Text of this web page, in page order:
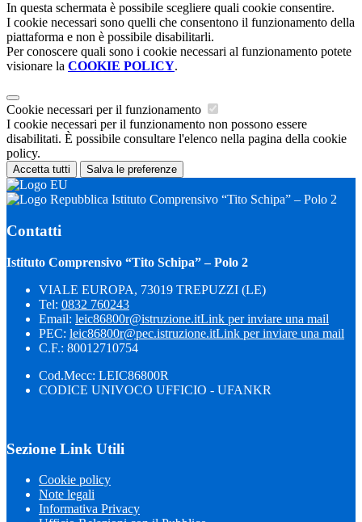
In questa schermata è possibile scegliere quali cookie consentire.
I cookie necessari sono quelli che consentono il funzionamento della
piattaforma e non è possibile disabilitarli.
Per conoscere quali sono i cookie necessari al funzionamento potete
visionare la COOKIE POLICY.
Cookie necessari per il funzionamento
I cookie necessari per il funzionamento non possono essere
disabilitati. È possibile consultare l'elenco nella pagina della cookie
policy.
Accetta tutti Salva le preferenze
Istituto Comprensivo “Tito Schipa” – Polo 2
Contatti
Istituto Comprensivo “Tito Schipa” – Polo 2
VIALE EUROPA, 73019 TREPUZZI (LE)
Tel: 0832 760243
Email: leic86800r@istruzione.itLink per inviare una mail
PEC: leic86800r@pec.istruzione.itLink per inviare una mail
C.F.: 80012710754
Cod.Mecc: LEIC86800R
CODICE UNIVOCO UFFICIO - UFANKR
Sezione Link Utili
Cookie policy
Note legali
Informativa Privacy